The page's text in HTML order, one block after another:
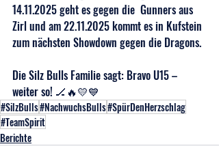
14.11.2025 geht es gegen die  Gunners aus
Zirl und am 22.11.2025 kommt es in Kufstein
zum nächsten Showdown gegen die Dragons.
Die Silz Bulls Familie sagt: Bravo U15 –
weiter so! 🏒🔥💛💙
#SilzBulls#NachwuchsBulls#SpürDenHerzschlag
#TeamSpirit
Berichte